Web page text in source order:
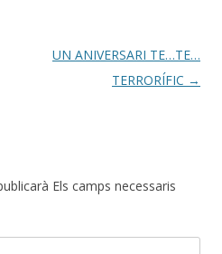
UN ANIVERSARI TE…TE…
TERRORÍFIC →
Els camps necessaris